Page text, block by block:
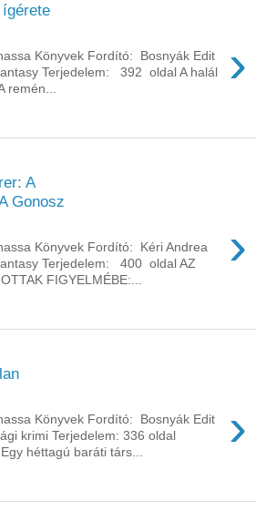
›
Könyvek Fordító: Bosnyák Edit
Terjedelem: 392 oldal A ​halál
remén...
A
Gonosz
›
Könyvek Fordító: Kéri Andrea
Terjedelem: 400 oldal AZ
FIGYELMÉBE:...
›
Könyvek Fordító: Bosnyák Edit
krimi Terjedelem: 336 oldal
héttagú baráti társ...